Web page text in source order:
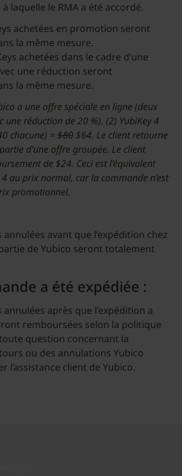
laquelle le RMA a été accordé.
achetées en promotion seront
la même mesure.
achetées dans le cadre d’une
une réduction seront
la même mesure.
a une offre spéciale en ligne (deux
une réduction de 20 %). (2) YubiKey 4
chacune) = $80 $64. Le client retourne
d’une offre groupée. Le client
de $24. Ceci est l’équivalent
4 au prix normal, car la commande n’est
promotionnel.
annulées avant que l’expédition chez
de Yubico seront totalement
a été expédiée :
annulées après que l’expédition a
remboursées selon la politique
question concernant la
ou des annulations Yubico
l’assistance client de Yubico.